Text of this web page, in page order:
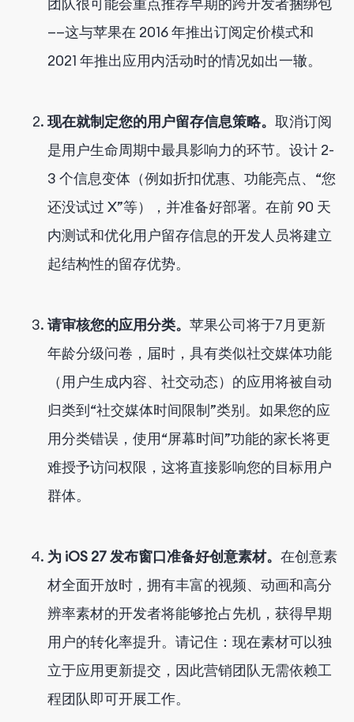
——这与苹果在 2016 年推出订阅定价模式和
2021 年推出应用内活动时的情况如出一辙。
现在就制定您的用户留存信息策略。 取消订阅
是用户生命周期中最具影响力的环节。设计 2-
3 个信息变体（例如折扣优惠、功能亮点、“您
还没试过 X”等），并准备好部署。在前 90 天
内测试和优化用户留存信息的开发人员将建立
起结构性的留存优势。
请审核您的应用分类。 苹果公司将于7月更新
年龄分级问卷，届时，具有类似社交媒体功能
（用户生成内容、社交动态）的应用将被自动
归类到“社交媒体时间限制”类别。如果您的应
用分类错误，使用“屏幕时间”功能的家长将更
难授予访问权限，这将直接影响您的目标用户
群体。
为 iOS 27 发布窗口准备好创意素材。 在创意素
材全面开放时，拥有丰富的视频、动画和高分
辨率素材的开发者将能够抢占先机，获得早期
用户的转化率提升。请记住：现在素材可以独
立于应用更新提交，因此营销团队无需依赖工
程团队即可开展工作。